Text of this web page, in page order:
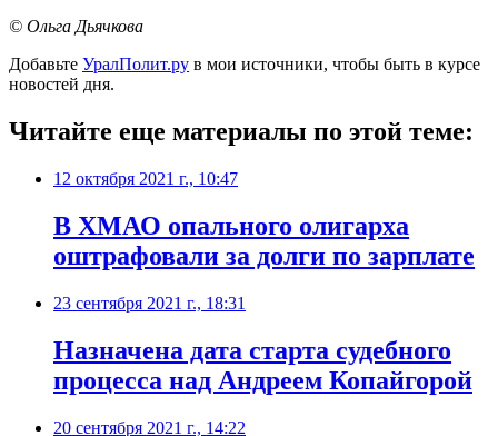
© Ольга Дьячкова
Добавьте УралПолит.ру в мои источники, чтобы быть в курсе
новостей дня.
Читайте еще материалы по этой теме:
12 октября 2021 г., 10:47
В ХМАО опального олигарха
оштрафовали за долги по зарплате
23 сентября 2021 г., 18:31
Назначена дата старта судебного
процесса над Андреем Копайгорой
20 сентября 2021 г., 14:22